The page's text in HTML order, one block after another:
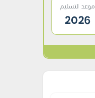
موعد التسليم
2026